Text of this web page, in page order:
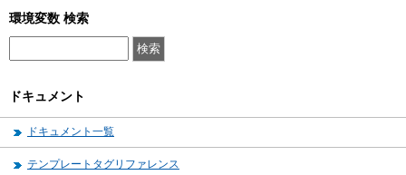
環境変数 検索
ドキュメント
ドキュメント一覧
テンプレートタグリファレンス